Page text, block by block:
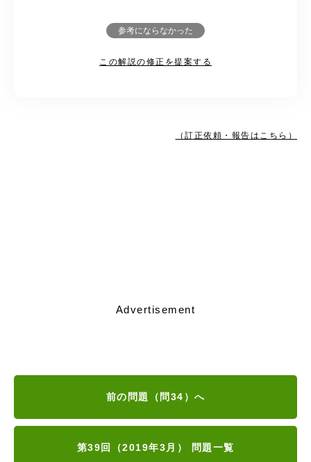
参考にならなかった
この解説の修正を提案する
（訂正依頼・報告はこちら）
Advertisement
前の問題（問34）へ
第39回（2019年3月） 問題一覧